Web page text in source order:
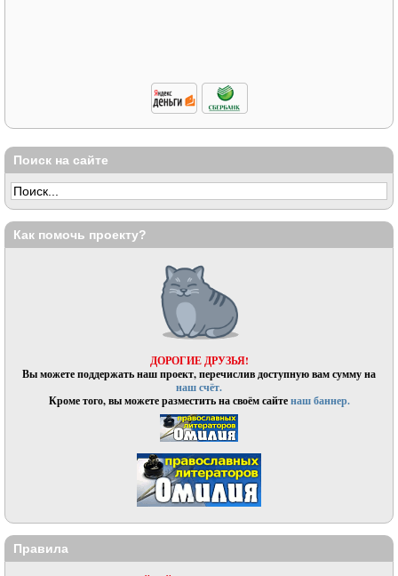
Поиск на сайте
Как помочь проекту?
ДОРОГИЕ ДРУЗЬЯ!
Вы можете поддержать наш проект, перечислив доступную вам сумму на
наш счёт.
Кроме того, вы можете разместить на своём сайтенаш баннер.
Правила